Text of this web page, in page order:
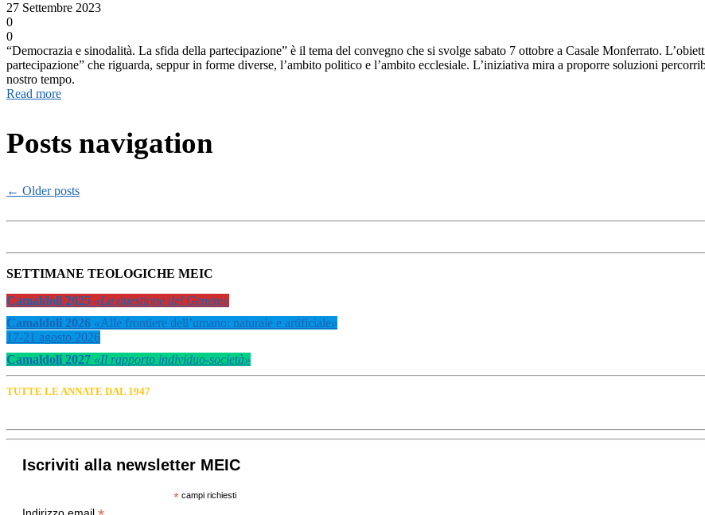
27 Settembre 2023
0
0
“Democrazia e sinodalità. La sfida della partecipazione” è il tema del convegno che si svolge sabato 7 ottobre a Casale Monferrato.
partecipazione” che riguarda, seppur in forme diverse, l’ambito politico e l’ambito ecclesiale. L’iniziativa mira a proporre soluzioni
nostro tempo.
Read more
Posts navigation
← Older posts
SETTIMANE TEOLOGICHE MEIC
Camaldoli 2025 «La questione del Genere»
Camaldoli 2026 «Alle frontiere dell’umano: naturale e artificiale»
17-21 agosto 2026
Camaldoli 2027 «Il rapporto individuo-società»
TUTTE LE ANNATE DAL 1947
Iscriviti alla newsletter MEIC
*campi richiesti